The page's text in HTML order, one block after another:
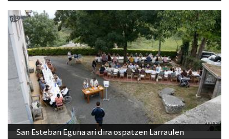
San Esteban Eguna ari dira ospatzen Larraulen